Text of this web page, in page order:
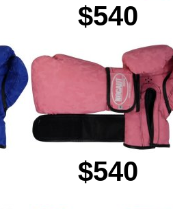
$540
$540